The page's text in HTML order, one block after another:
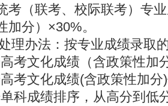
考（联考、校际联考）专
加分）×30%。
办法：按专业成绩录取
考文化成绩（含政策性加
考文化成绩(含政策性加
科成绩排序，从高分到低